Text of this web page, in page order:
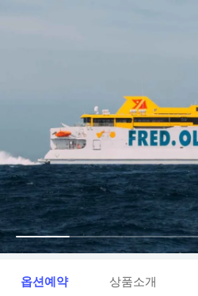
옵션예약 상품소개